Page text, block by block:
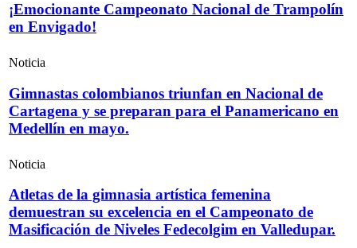
¡Emocionante Campeonato Nacional de Trampolín
en Envigado!
Noticia
Gimnastas colombianos triunfan en Nacional de
Cartagena y se preparan para el Panamericano en
Medellín en mayo.
Noticia
Atletas de la gimnasia artística femenina
demuestran su excelencia en el Campeonato de
Masificación de Niveles Fedecolgim en Valledupar.